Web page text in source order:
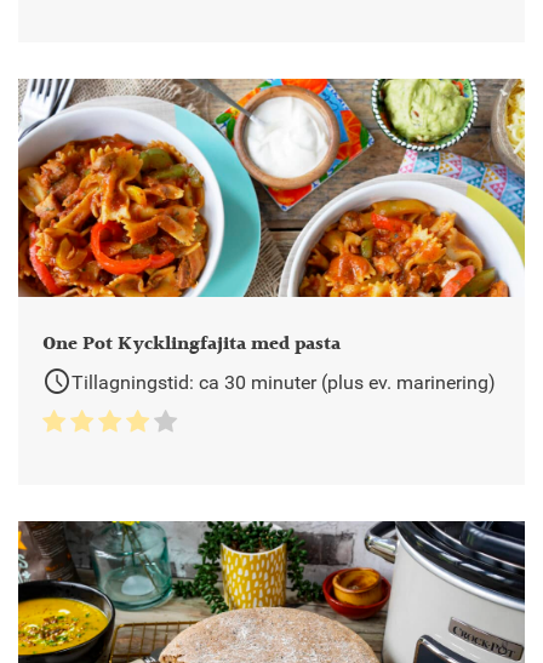
One Pot Kycklingfajita med pasta
scheduleTillagningstid: ca 30 minuter (plus ev. marinering)